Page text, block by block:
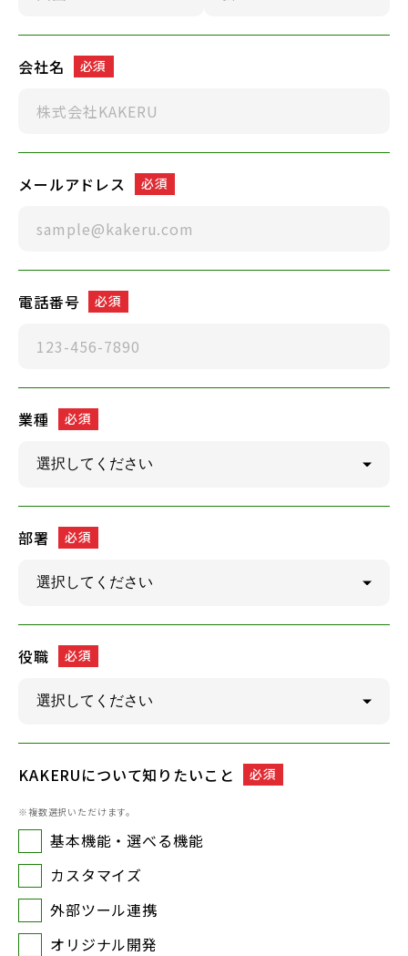
会社名 必須
メールアドレス 必須
電話番号 必須
業種 必須
部署 必須
役職 必須
KAKERUについて知りたいこと 必須
複数選択いただけます。
基本機能・選べる機能
カスタマイズ
外部ツール連携
オリジナル開発